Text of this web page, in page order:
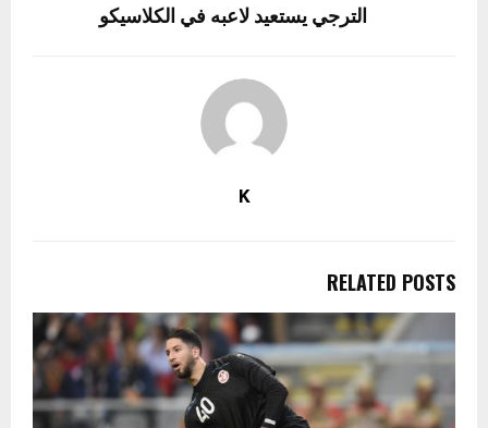
الترجي يستعيد لاعبه في الكلاسيكو
K
RELATED POSTS